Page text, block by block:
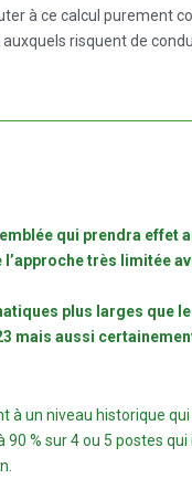
à ce calcul purement
risquent de
qui prendra effet
très limitée
plus larges que
mais aussi
à un niveau historique qui
% sur 4 ou 5 postes